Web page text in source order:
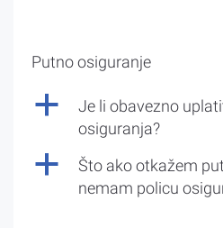
Putno osiguranje
a
Je li obavezno
osiguranja?
a
Što ako otkažem
nemam policu